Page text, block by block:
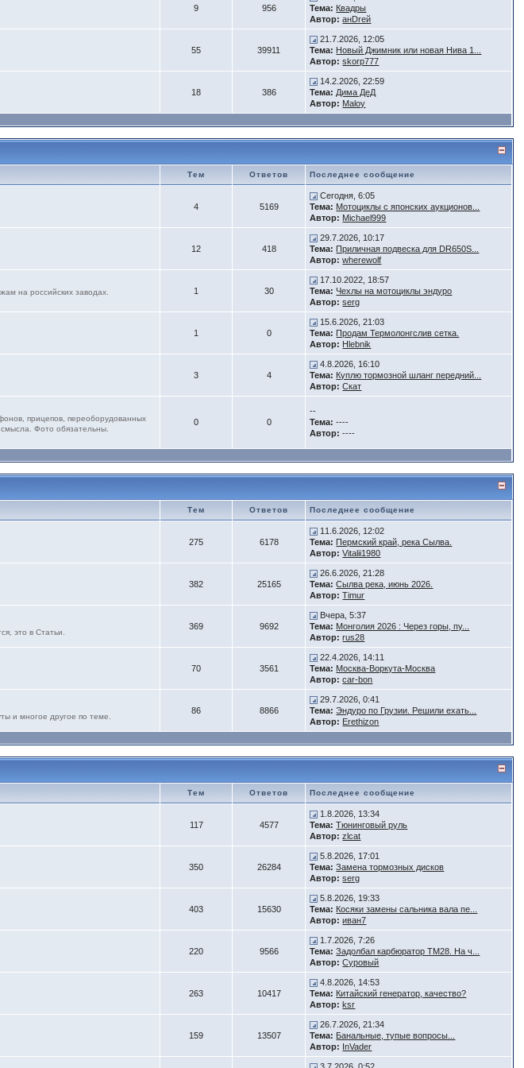
9 956
Тема: Квадры
Автор: анDrей
55 39911
21.7.2026, 12:05
Тема: Новый Джимник или новая Нива 1...
Автор: skorp777
18 386
14.2.2026, 22:59
Тема: Дима ДеД
Автор: Maloy
Тем Ответов Последнее сообщение
4 5169
Сегодня, 6:05
Тема: Мотоциклы с японских аукционов...
Автор: Michael999
12 418
29.7.2026, 10:17
Тема: Приличная подвеска для DR650S...
Автор: wherewolf
на российских заводах.
1 30
17.10.2022, 18:57
Тема: Чехлы на мотоциклы эндуро
Автор: serg
1 0
15.6.2026, 21:03
Тема: Продам Термолонгслив сетка.
Автор: Hlebnik
3 4
4.8.2026, 16:10
Тема: Куплю тормозной шланг передний...
Автор: Скат
прицепов, переоборудованных
Фото обязательны.
0 0
--
Тема: ----
Автор: ----
Тем Ответов Последнее сообщение
275 6178
11.6.2026, 12:02
Тема: Пермский край, река Сылва.
Автор: Vitalii1980
382 25165
26.6.2026, 21:28
Тема: Сылва река, июнь 2026.
Автор: Timur
это в Статьи.
369 9692
Вчера, 5:37
Тема: Монголия 2026 : Через горы, пу...
Автор: rus28
70 3561
22.4.2026, 14:11
Тема: Москва-Воркута-Москва
Автор: car-bon
и многое другое по теме.
86 8866
29.7.2026, 0:41
Тема: Эндуро по Грузии. Решили ехать...
Автор: Erethizon
Тем Ответов Последнее сообщение
117 4577
1.8.2026, 13:34
Тема: Тюнинговый руль
Автор: zlcat
350 26284
5.8.2026, 17:01
Тема: Замена тормозных дисков
Автор: serg
403 15630
5.8.2026, 19:33
Тема: Косяки замены сальника вала пе...
Автор: иван7
220 9566
1.7.2026, 7:26
Тема: Задолбал карбюратор ТМ28. На ч...
Автор: Суровый
263 10417
4.8.2026, 14:53
Тема: Китайский генератор, качество?
Автор: ksr
159 13507
26.7.2026, 21:34
Тема: Банальные, тупые вопросы...
Автор: InVader